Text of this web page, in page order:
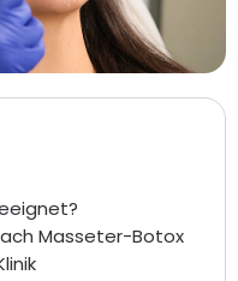
Masseter-Botox